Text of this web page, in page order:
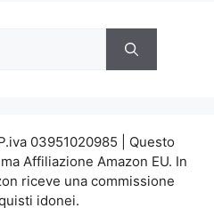
03951020985 | Questo
Affiliazione Amazon EU. In
riceve una commissione
idonei.